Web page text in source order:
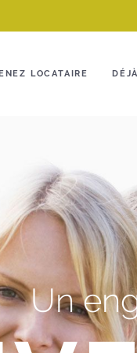
LOCATAIRE
Un